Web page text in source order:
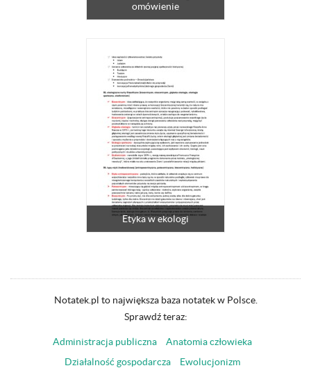
omówienie
Etyka w ekologi
Notatek.pl to największa baza notatek w Polsce.
Sprawdź teraz:
Administracja publiczna
Anatomia człowieka
Działalność gospodarcza
Ewolucjonizm